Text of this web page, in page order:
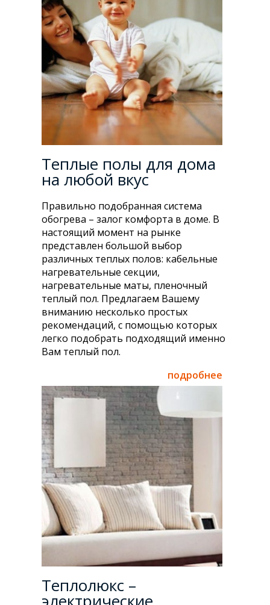
Теплые полы для дома
на любой вкус
Правильно подобранная система
обогрева – залог комфорта в доме. В
настоящий момент на рынке
представлен большой выбор
различных теплых полов: кабельные
нагревательные секции,
нагревательные маты, пленочный
теплый пол. Предлагаем Вашему
вниманию несколько простых
рекомендаций, с помощью которых
легко подобрать подходящий именно
Вам теплый пол.
подробнее
Теплолюкс –